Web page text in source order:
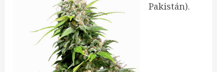
Pakistán).